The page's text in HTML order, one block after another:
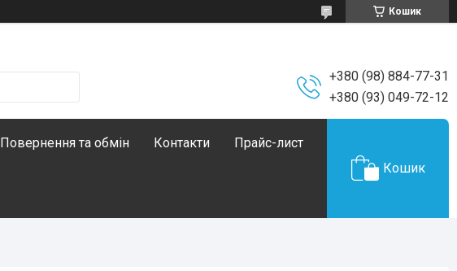
Кошик
+380 (98) 884-77-31
+380 (93) 049-72-12
Повернення та обмін Контакти Прайс-лист
Кошик